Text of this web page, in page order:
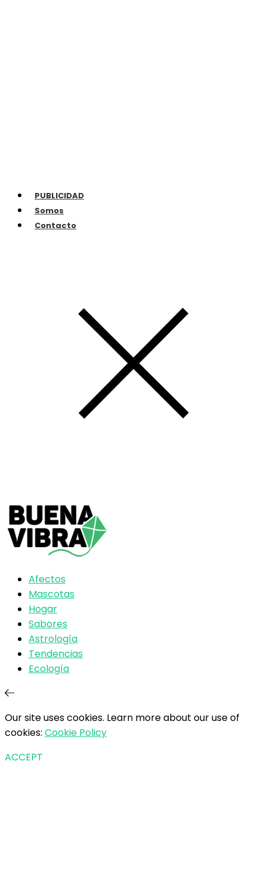
PUBLICIDAD
Somos
Contacto
Afectos
Mascotas
Hogar
Sabores
Astrología
Tendencias
Ecología
Our site uses cookies. Learn more about our use of
cookies: Cookie Policy
ACCEPT